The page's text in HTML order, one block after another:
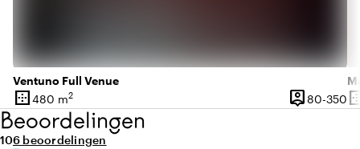
Ventuno Full Venue
border_outer
Oppervlakte
480 m2 person_pin
Capaciteit
80-350
Beoordelingen
Gemiddelde beoordeling van 10 uit 10
10Aantal beoordelingen: 6
6 beoordelingen